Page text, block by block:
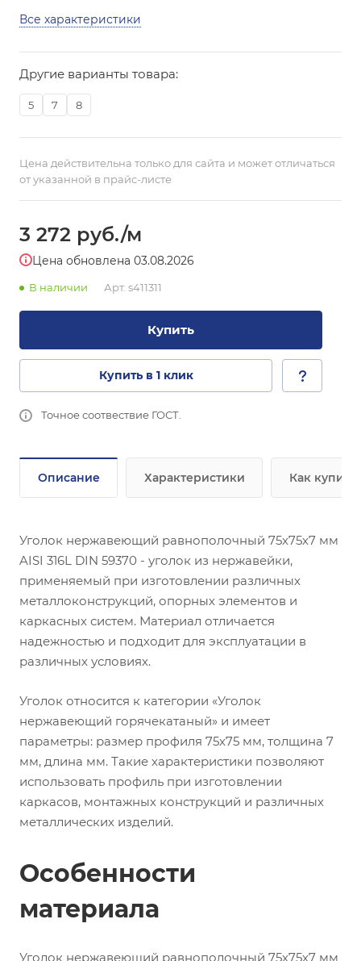
Все характеристики
Другие варианты товара:
5 7 8
Цена действительна только для сайта и может отличаться
от указанной в прайс-листе
3 272 руб./м
Цена обновлена 03.08.2026
В наличии Арт. s411311
Купить
Купить в 1 клик
Точное соотвествие ГОСТ.
Описание Характеристики Как купить
Уголок нержавеющий равнополочный 75х75х7 мм
AISI 316L DIN 59370 - уголок из нержавейки,
применяемый при изготовлении различных
металлоконструкций, опорных элементов и
каркасных систем. Материал отличается
надежностью и подходит для эксплуатации в
различных условиях.
Уголок относится к категории «Уголок
нержавеющий горячекатаный» и имеет
параметры: размер профиля 75х75 мм, толщина 7
мм, длина мм. Такие характеристики позволяют
использовать профиль при изготовлении
каркасов, монтажных конструкций и различных
металлических изделий.
Особенности
материала
Уголок нержавеющий равнополочный 75х75х7 мм